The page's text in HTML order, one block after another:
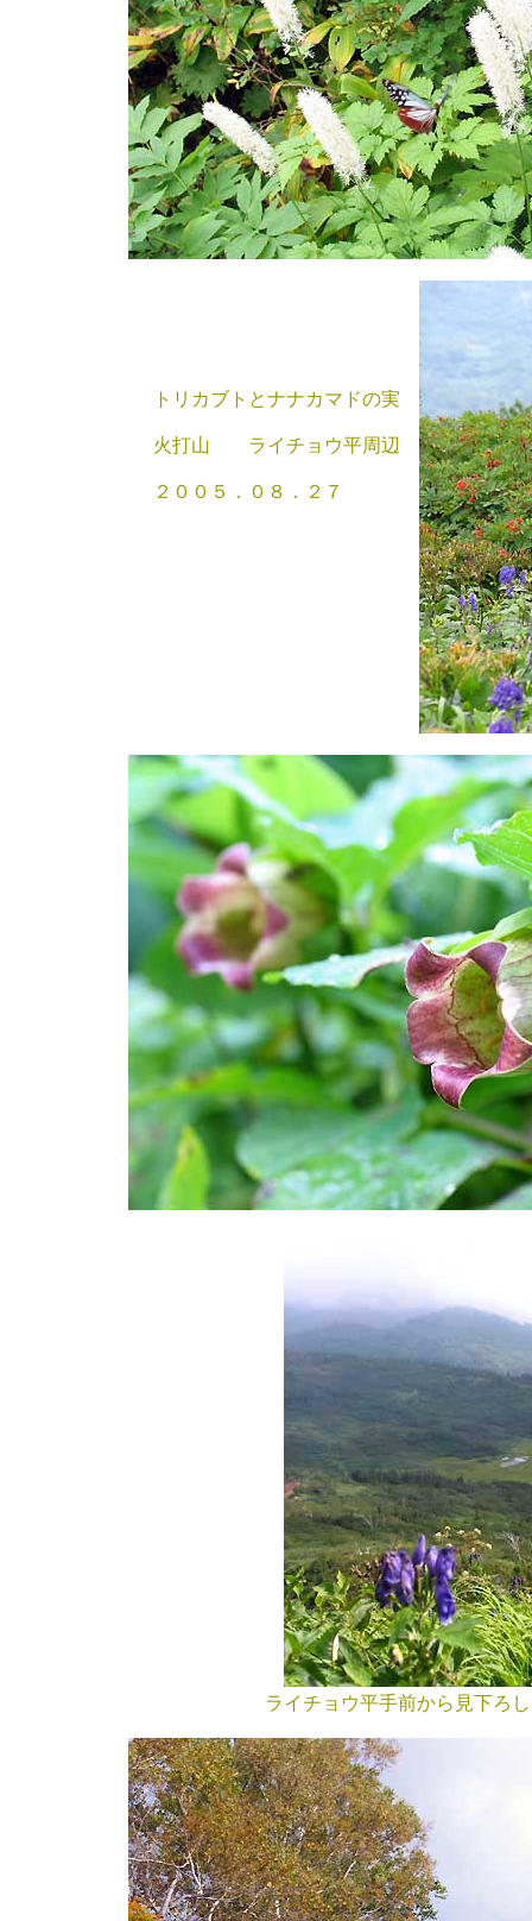
トリカブトとナナカマドの実
火打山 ライチョウ平周辺
２００５．０８．２７
ライチョウ平手前から見下